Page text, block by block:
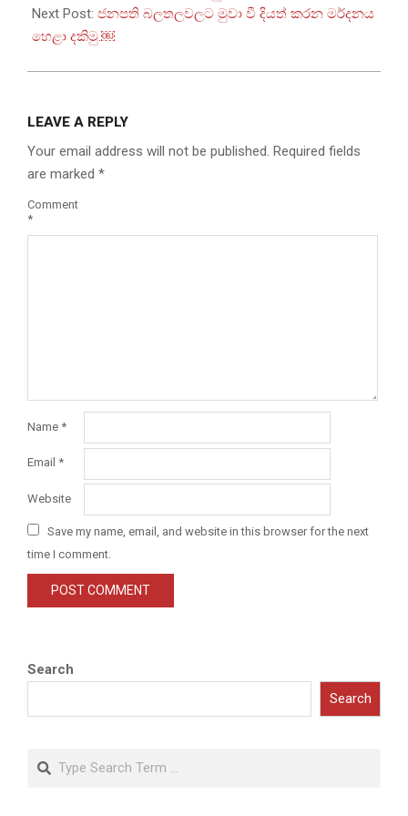
08
Next Post: ජනපති බලතලවලට මුවා වී දියත් කරන මර්දනය
හෙළා දකිමු.￼
LEAVE A REPLY
Your email address will not be published. Required fields
are marked *
Comment
*
Name *
Email *
Website
Save my name, email, and website in this browser for the next
time I comment.
Search
Search
Search